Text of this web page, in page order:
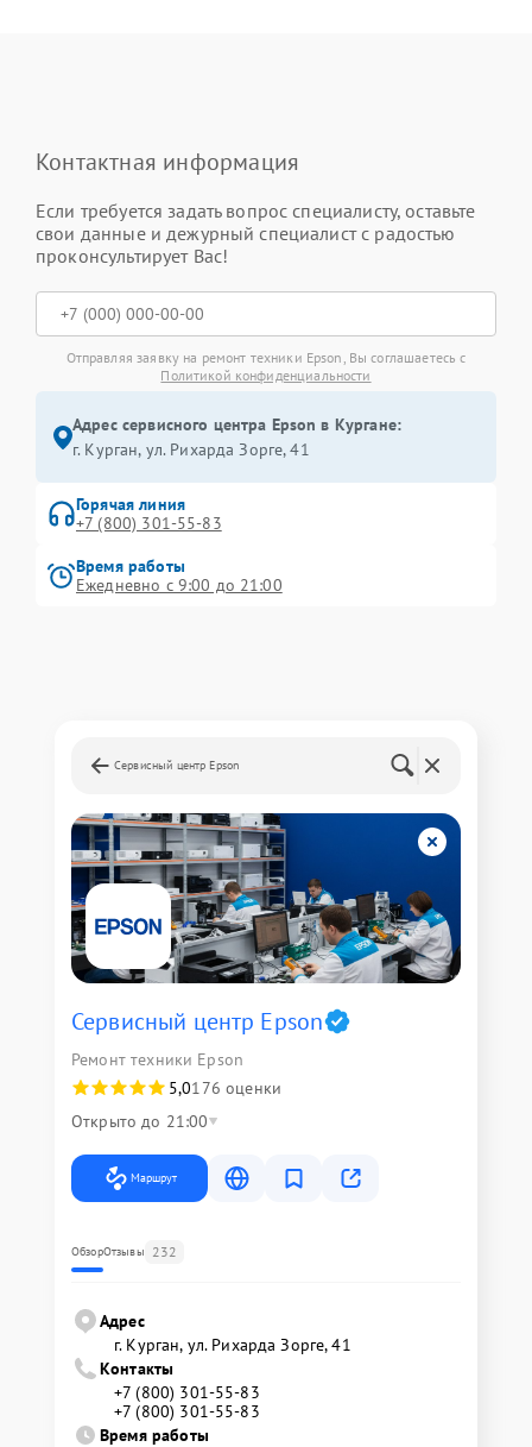
Контактная информация
Если требуется задать вопрос специалисту, оставьте
свои данные и дежурный специалист с радостью
проконсультирует Вас!
Отправляя заявку на ремонт техники Epson, Вы соглашаетесь с
Политикой конфиденциальности
Адрес сервисного центра Epson в Кургане:
г. Курган, ул. Рихарда Зорге, 41
Горячая линия
+7 (800) 301-55-83
Время работы
Ежедневно с 9:00 до 21:00
Сервисный центр Epson
Сервисный центр Epson
Ремонт техники Epson
5,0176 оценки
Открыто до 21:00
Маршрут
ОбзорОтзывы 232
Адрес
г. Курган, ул. Рихарда Зорге, 41
Контакты
+7 (800) 301-55-83
+7 (800) 301-55-83
Время работы